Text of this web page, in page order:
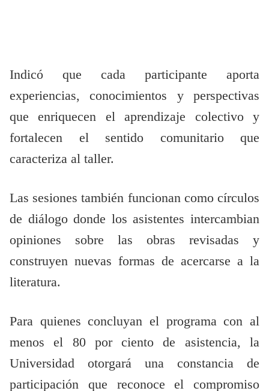
Indicó que cada participante aporta
experiencias, conocimientos y perspectivas
que enriquecen el aprendizaje colectivo y
fortalecen el sentido comunitario que
caracteriza al taller.
Las sesiones también funcionan como círculos
de diálogo donde los asistentes intercambian
opiniones sobre las obras revisadas y
construyen nuevas formas de acercarse a la
literatura.
Para quienes concluyan el programa con al
menos el 80 por ciento de asistencia, la
Universidad otorgará una constancia de
participación que reconoce el compromiso